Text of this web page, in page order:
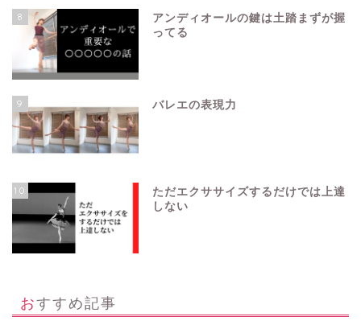
8
アンディオールの鍵は土踏まずが握
ってる
9 バレエの表現力
10
ただエクササイズするだけでは上達
しない
おすすめ記事